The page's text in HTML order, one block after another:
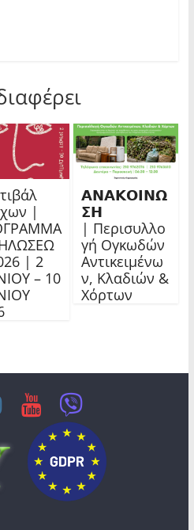
|
| 2
– 10
𝝖𝝢𝝖𝝟𝝤𝝞𝝢𝝮
𝝨𝝜
| Περισυλλο
γή Ογκωδών
Αντικειμένω
ν, Κλαδιών &
Χόρτων